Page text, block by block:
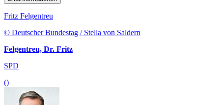
Fritz Felgentreu
© Deutscher Bundestag / Stella von Saldern
Felgentreu, Dr. Fritz
SPD
()